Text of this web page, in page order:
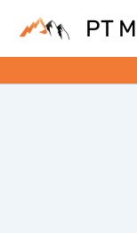
content
PT